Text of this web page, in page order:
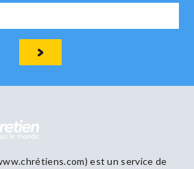
est un service de